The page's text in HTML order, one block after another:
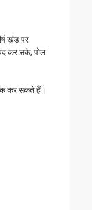
खंड पर
कर सके, पोल
कर सकते हैं।